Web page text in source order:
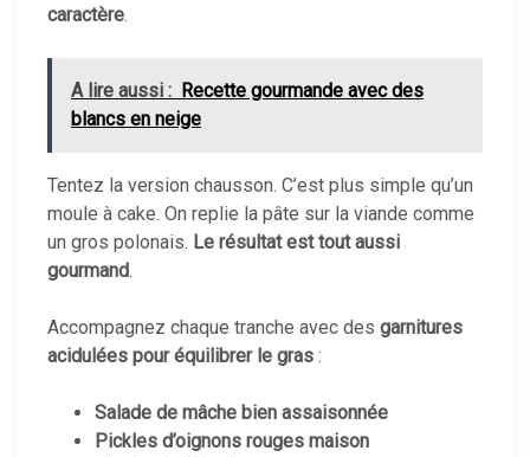
caractère.
A lire aussi : Recette gourmande avec des
blancs en neige
Tentez la version chausson. C’est plus simple qu’un
moule à cake. On replie la pâte sur la viande comme
un gros polonais. Le résultat est tout aussi
gourmand.
Accompagnez chaque tranche avec des garnitures
acidulées pour équilibrer le gras :
Salade de mâche bien assaisonnée
Pickles d’oignons rouges maison